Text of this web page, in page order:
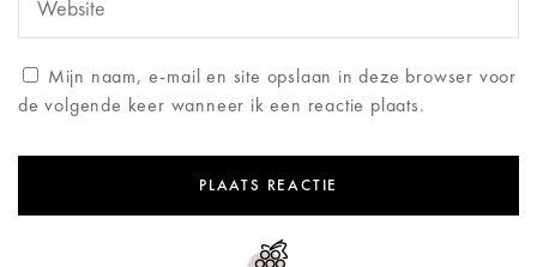
Mijn naam, e-mail en site opslaan in deze browser voor
de volgende keer wanneer ik een reactie plaats.